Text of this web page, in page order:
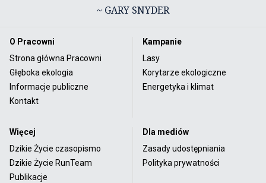
~ GARY SNYDER
O Pracowni
Strona główna Pracowni
Głęboka ekologia
Informacje publiczne
Kontakt
Kampanie
Lasy
Korytarze ekologiczne
Energetyka i klimat
Więcej
Dzikie Życie czasopismo
Dzikie Życie RunTeam
Publikacje
Dla mediów
Zasady udostępniania
Polityka prywatności